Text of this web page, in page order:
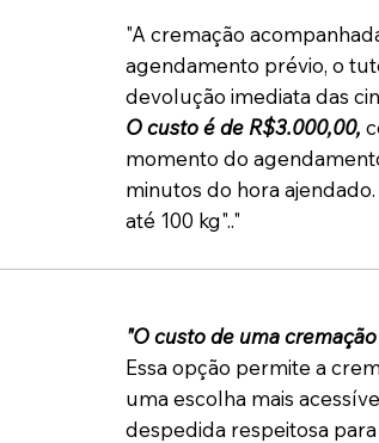
"A cremação
agendamento prévio, o
devolução imediata das
O custo é de R$3.000,00,
momento do
minutos do hora
até 100 kg".."
"O custo de uma
Essa opção permite a
uma escolha mais
despedida respeitosa